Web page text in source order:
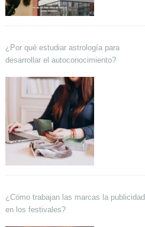
¿Por qué estudiar astrología para
desarrollar el autoconocimiento?
¿Cómo trabajan las marcas la publicidad
en los festivales?